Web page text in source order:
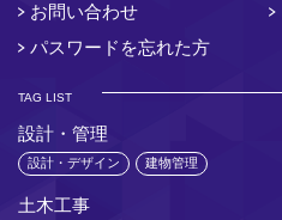
お問い合わせ
パスワードを忘れた方
TAG LIST
設計・管理
設計・デザイン 建物管理
土木工事